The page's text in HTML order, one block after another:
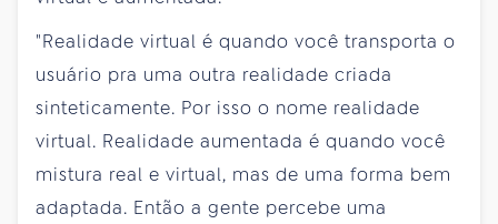
"Realidade virtual é quando você transporta o
usuário pra uma outra realidade criada
sinteticamente. Por isso o nome realidade
virtual. Realidade aumentada é quando você
mistura real e virtual, mas de uma forma bem
adaptada. Então a gente percebe uma